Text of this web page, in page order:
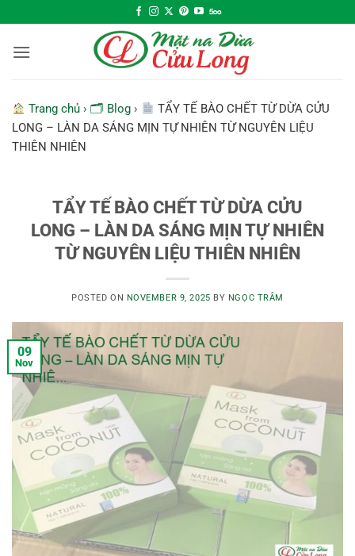
to
content
Trang chủ ›🗂 Blog ›
TẨY TẾ BÀO CHẾT TỪ DỪA CỬU
LONG – LÀN DA SÁNG MỊN TỰ NHIÊN TỪ NGUYÊN LIỆU
THIÊN NHIÊN
TẨY TẾ BÀO CHẾT TỪ DỪA CỬU
LONG – LÀN DA SÁNG MỊN TỰ NHIÊN
TỪ NGUYÊN LIỆU THIÊN NHIÊN
POSTED ON NOVEMBER 9, 2025 BY NGỌC TRÂM
09
Nov